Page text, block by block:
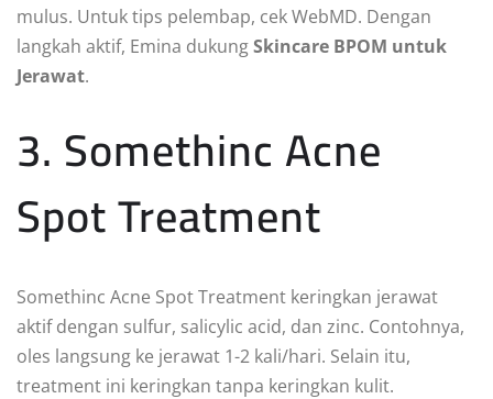
mulus. Untuk tips pelembap, cek WebMD. Dengan
langkah aktif, Emina dukungSkincare BPOM untuk
Jerawat.
3. Somethinc Acne
Spot Treatment
Somethinc Acne Spot Treatment keringkan jerawat
aktif dengan sulfur, salicylic acid, dan zinc. Contohnya,
oles langsung ke jerawat 1-2 kali/hari. Selain itu,
treatment ini keringkan tanpa keringkan kulit.